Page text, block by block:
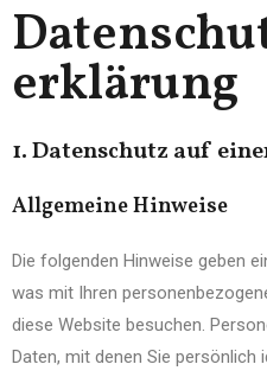
erklärung
1. Datenschutz auf
Allgemeine Hinweise
Die folgenden Hinweise geben
was mit Ihren
diese Website besuchen.
Daten, mit denen Sie persönlich